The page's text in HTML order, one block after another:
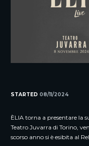
STARTED 08/11/2024
ÈLIA torna a presentare la
Teatro Juvarra di Torino,
scorso anno si è esibita al